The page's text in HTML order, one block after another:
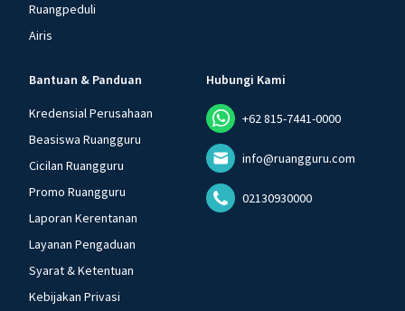
Ruangpeduli
Airis
Bantuan & Panduan
Kredensial Perusahaan
Beasiswa Ruangguru
Cicilan Ruangguru
Promo Ruangguru
Laporan Kerentanan
Layanan Pengaduan
Syarat & Ketentuan
Kebijakan Privasi
Hubungi Kami
+62 815-7441-0000
info@ruangguru.com
02130930000